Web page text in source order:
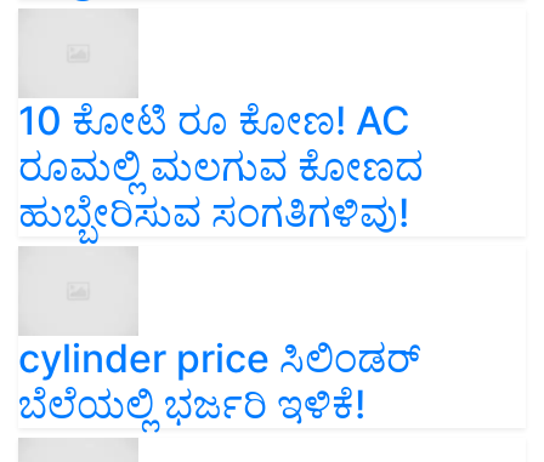
10 ಕೋಟಿ ರೂ ಕೋಣ! AC
ರೂಮಲ್ಲಿ ಮಲಗುವ ಕೋಣದ
ಹುಬ್ಬೇರಿಸುವ ಸಂಗತಿಗಳಿವು!
cylinder price ಸಿಲಿಂಡರ್‌
ಬೆಲೆಯಲ್ಲಿ ಭರ್ಜರಿ ಇಳಿಕೆ!